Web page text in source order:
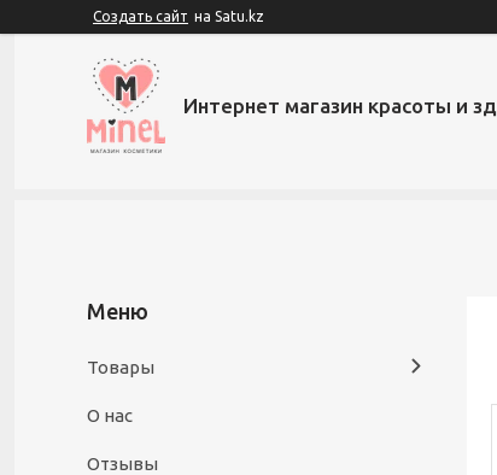
Создать сайт на Satu.kz
Интернет магазин красоты и
Товары
О нас
Отзывы